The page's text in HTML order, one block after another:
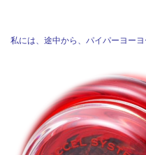
私には、途中から、パイパーヨー